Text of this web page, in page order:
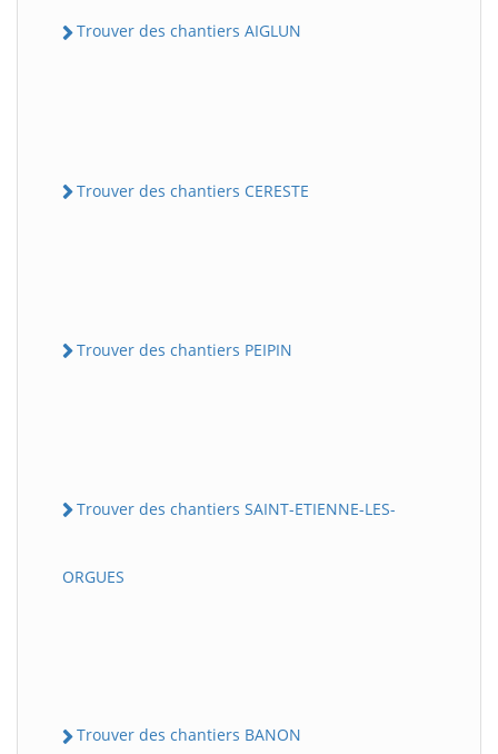
Trouver des chantiers AIGLUN
Trouver des chantiers CERESTE
Trouver des chantiers PEIPIN
Trouver des chantiers SAINT-ETIENNE-LES-
ORGUES
Trouver des chantiers BANON